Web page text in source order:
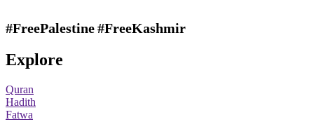
#FreePalestine#FreeKashmir
Explore
Quran
Hadith
Fatwa